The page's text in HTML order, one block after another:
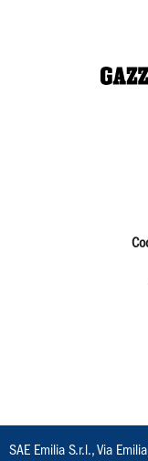
SAE Emilia S.r.l., Via